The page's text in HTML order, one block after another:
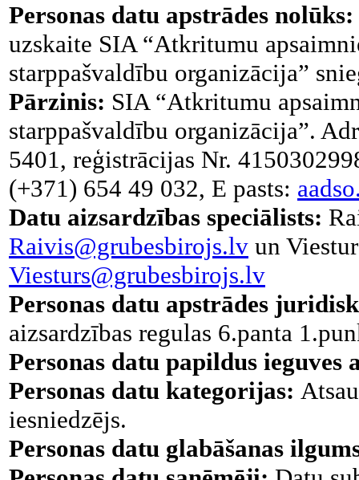
Personas datu apstrādes nolūks:
uzskaite SIA “Atkritumu
starppašvaldību organizācija”
Pārzinis: SIA “Atkritumu
starppašvaldību organizācija”.
5401, reģistrācijas Nr.
(+371) 654 49 032, E pasts:
Datu aizsardzības speciālists:
Raivis@grubesbirojs.lv un
Viesturs@grubesbirojs.lv
Personas datu apstrādes
aizsardzības regulas 6.panta
Personas datu papildus ieguves
Personas datu kategorijas:
iesniedzējs.
Personas datu glabāšanas